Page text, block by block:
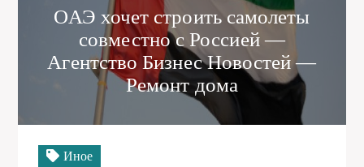
ОАЭ хочет строить самолеты
совместно с Россией —
Агентство Бизнес Новостей —
Ремонт дома
Иное